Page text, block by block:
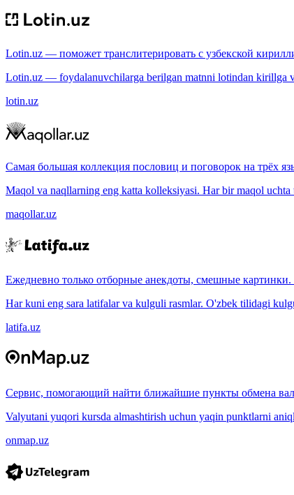
Lotin.uz — поможет транслитерировать с узбекской
Lotin.uz — foydalanuvchilarga berilgan matnni lotindan kirillga
lotin.uz
Самая большая коллекция пословиц и поговорок на трёх
Maqol va naqllarning eng katta kolleksiyasi. Har bir maqol
maqollar.uz
Ежедневно только отборные анекдоты, смешные
Har kuni eng sara latifalar va kulguli rasmlar. O'zbek tilidagi
latifa.uz
Сервис, помогающий найти ближайшие пункты обмена
Valyutani yuqori kursda almashtirish uchun yaqin punktlarni
onmap.uz